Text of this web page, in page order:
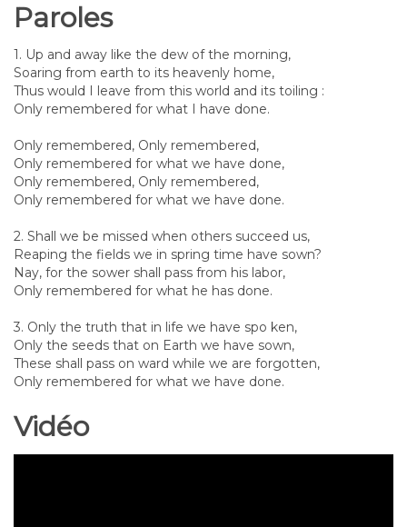
Paroles
1. Up and away like the dew of the morning,
Soaring from earth to its heavenly home,
Thus would I leave from this world and its toiling :
Only remembered for what I have done.
Only remembered, Only remembered,
Only remembered for what we have done,
Only remembered, Only remembered,
Only remembered for what we have done.
2. Shall we be missed when others succeed us,
Reaping the fields we in spring time have sown?
Nay, for the sower shall pass from his labor,
Only remembered for what he has done.
3. Only the truth that in life we have spo ken,
Only the seeds that on Earth we have sown,
These shall pass on ward while we are forgotten,
Only remembered for what we have done.
Vidéo